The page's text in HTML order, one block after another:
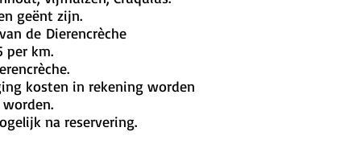
geënt zijn.
de Dierencrèche
per km.
kosten in rekening worden
na reservering.